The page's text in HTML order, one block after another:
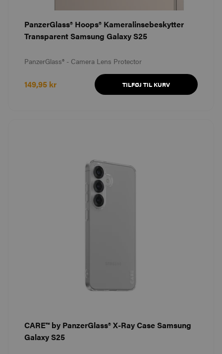
PanzerGlass® Hoops® Kameralinsebeskytter
Transparent Samsung Galaxy S25
PanzerGlass® - Camera Lens Protector
149,95 kr TILFØJ TIL KURV
CARE™ by PanzerGlass® X-Ray Case Samsung
Galaxy S25